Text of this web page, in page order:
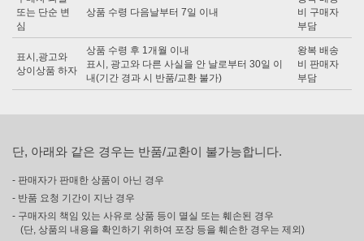
또는 단순 변
심
상품 수령 다음날부터 7일 이내
비 구매자
부담
표시,광고와
상이상품 하자
상품 수령 후 1개월 이내
표시, 광고와 다른 사실을 안 날로부터 30일 이
내(기간 경과 시 반품/교환 불가)
왕복 배송
비 판매자
부담
단, 아래와 같은 경우는 반품/교환이 불가능합니다.
- 판매자가 판매한 상품이 아닌 경우
- 반품 요청 기간이 지난 경우
- 구매자의 책임 있는 사유로 상품 등이 멸실 또는 훼손된 경우
(단, 상품의 내용을 확인하기 위하여 포장 등을 훼손한 경우는 제외)